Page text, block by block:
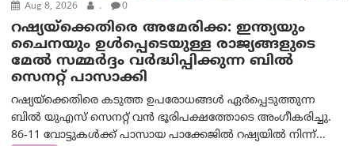
Aug 8, 2026 . 0
റഷ്യയ്‌ക്കെതിരെ അമേരിക്ക: ഇന്ത്യയും
ചൈനയും ഉൾപ്പെടെയുള്ള രാജ്യങ്ങളുടെ
മേൽ സമ്മർദ്ദം വർദ്ധിപ്പിക്കുന്ന ബിൽ
സെനറ്റ് പാസാക്കി
റഷ്യയ്‌ക്കെതിരെ കടുത്ത ഉപരോധങ്ങൾ ഏർപ്പെടുത്തുന്ന
ബിൽ യുഎസ് സെനറ്റ് വൻ ഭൂരിപക്ഷത്തോടെ അംഗീകരിച്ചു.
86-11 വോട്ടുകൾക്ക് പാസായ പാക്കേജിൽ റഷ്യയിൽ നിന്ന്...